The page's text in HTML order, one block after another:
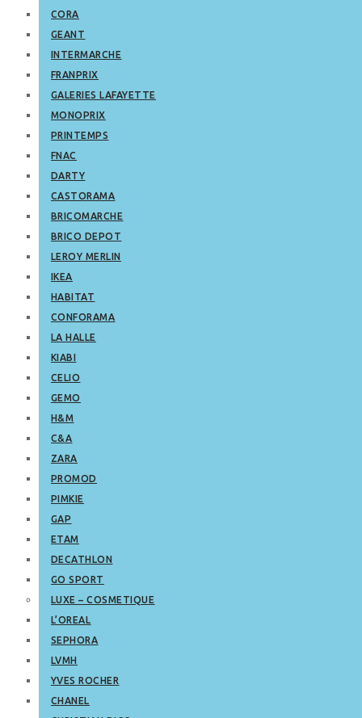
CORA
GEANT
INTERMARCHE
FRANPRIX
GALERIES LAFAYETTE
MONOPRIX
PRINTEMPS
FNAC
DARTY
CASTORAMA
BRICOMARCHE
BRICO DEPOT
LEROY MERLIN
IKEA
HABITAT
CONFORAMA
LA HALLE
KIABI
CELIO
GEMO
H&M
C&A
ZARA
PROMOD
PIMKIE
GAP
ETAM
DECATHLON
GO SPORT
LUXE – COSMETIQUE
L’OREAL
SEPHORA
LVMH
YVES ROCHER
CHANEL